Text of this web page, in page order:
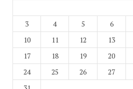
3
4 5 6
10
11 12 13
17
18 19 20
24
25 26 27